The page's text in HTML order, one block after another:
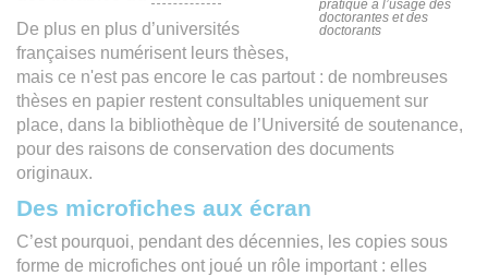
pratique à l’usage des
doctorantes et des
doctorants
De plus en plus d’universités
françaises numérisent leurs thèses,
mais ce n'est pas encore le cas partout : de nombreuses
thèses en papier restent consultables uniquement sur
place, dans la bibliothèque de l’Université de soutenance,
pour des raisons de conservation des documents
originaux.
Des microfiches aux écran
C’est pourquoi, pendant des décennies, les copies sous
forme de microfiches ont joué un rôle important : elles